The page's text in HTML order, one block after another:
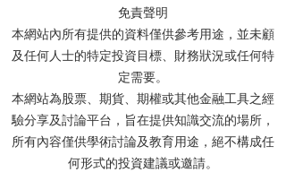
【特工】恒指何時才讓我
改變看法?港股watchlist走
勢策略update
免責聲明
本網站內所有提供的資料僅供參考用途，並未顧
及任何人士的特定投資目標、財務狀況或任何特
定需要。
本網站為股票、期貨、期權或其他金融工具之經
驗分享及討論平台，旨在提供知識交流的場所，
所有內容僅供學術討論及教育用途，絕不構成任
何形式的投資建議或邀請。